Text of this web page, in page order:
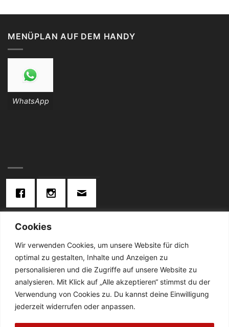
Cookies
Wir verwenden Cookies, um unsere Website für dich
optimal zu gestalten, Inhalte und Anzeigen zu
personalisieren und die Zugriffe auf unsere Website zu
analysieren. Mit Klick auf „Alle akzeptieren“ stimmst du der
Verwendung von Cookies zu. Du kannst deine Einwilligung
jederzeit widerrufen oder anpassen.
MENÜPLAN AUF DEM HANDY
WhatsApp
KONTAKT:
Telefon: 02834 / 2024
De Cabanes-Straße 4
47638 Straelen